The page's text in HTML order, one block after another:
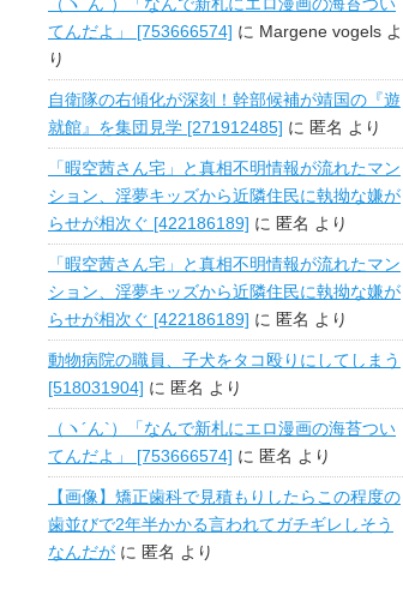
（ヽ´ん`）「なんで新札にエロ漫画の海苔つい
てんだよ」 [753666574] に Margene vogels よ
り
自衛隊の右傾化が深刻！幹部候補が靖国の『遊
就館』を集団見学 [271912485] に 匿名 より
「暇空茜さん宅」と真相不明情報が流れたマン
ション、淫夢キッズから近隣住民に執拗な嫌が
らせが相次ぐ [422186189] に 匿名 より
「暇空茜さん宅」と真相不明情報が流れたマン
ション、淫夢キッズから近隣住民に執拗な嫌が
らせが相次ぐ [422186189] に 匿名 より
動物病院の職員、子犬をタコ殴りにしてしまう
[518031904] に 匿名 より
（ヽ´ん`）「なんで新札にエロ漫画の海苔つい
てんだよ」 [753666574] に 匿名 より
【画像】矯正歯科で見積もりしたらこの程度の
歯並びで2年半かかる言われてガチギレしそう
なんだが に 匿名 より